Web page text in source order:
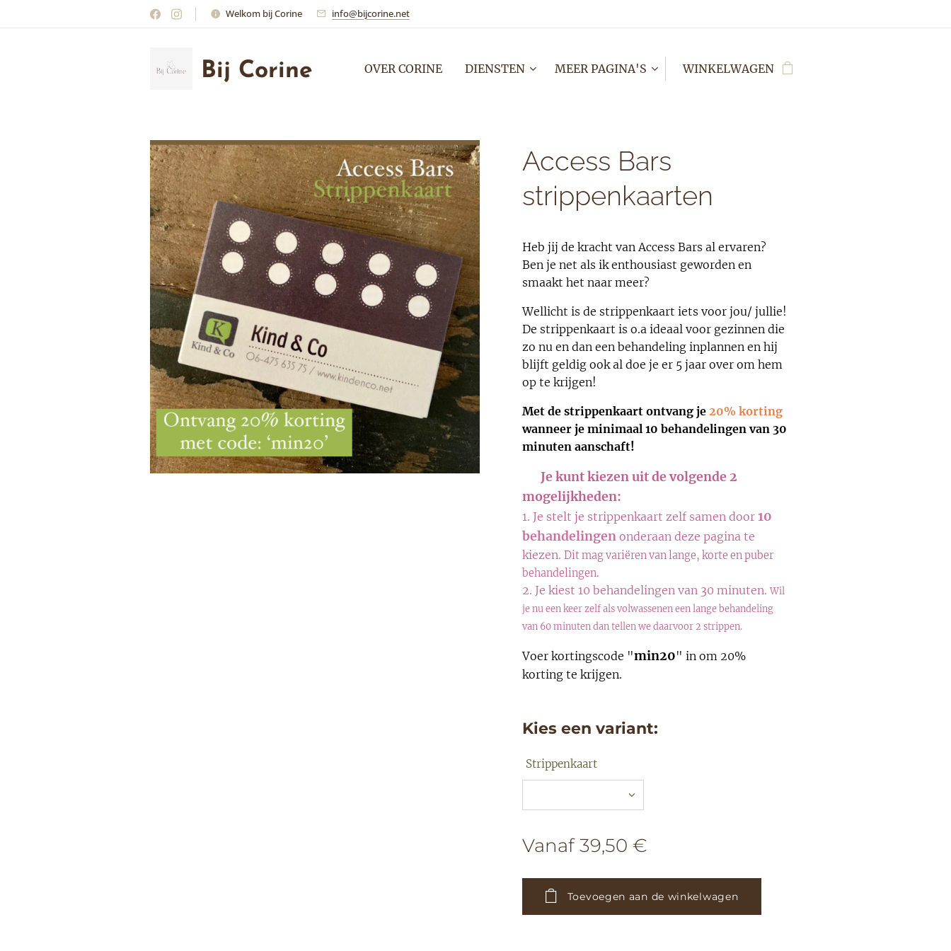
Welkom bij Corine info@bijcorine.net
Bij Corine OVER CORINE DIENSTEN MEER PAGINA'S WINKELWAGEN
Access Bars
strippenkaarten
Heb jij de kracht van Access Bars al ervaren?
Ben je net als ik enthousiast geworden en
smaakt het naar meer?
Wellicht is de strippenkaart iets voor jou/ jullie!
De strippenkaart is o.a ideaal voor gezinnen die
zo nu en dan een behandeling inplannen en hij
blijft geldig ook al doe je er 5 jaar over om hem
op te krijgen!
Met de strippenkaart ontvang je 20% korting
wanneer je minimaal 10 behandelingen van 30
minuten aanschaft!
➡️ Je kunt kiezenuit de volgende 2
mogelijkheden:
1. Je stelt je strippenkaart zelf samen door 10
behandelingen onderaan deze pagina te
kiezen. Dit mag variëren van lange, korte en puber
behandelingen.
2. Je kiest 10 behandelingen van 30 minuten.Wil
je nu een keer zelf als volwassenen een lange behandeling
van 60 minuten dan tellen we daarvoor 2 strippen.
Voer kortingscode "min20" in om 20%
korting te krijgen.
Kies een variant:
Strippenkaart
Vanaf39,50 €
Toevoegen aan de winkelwagen